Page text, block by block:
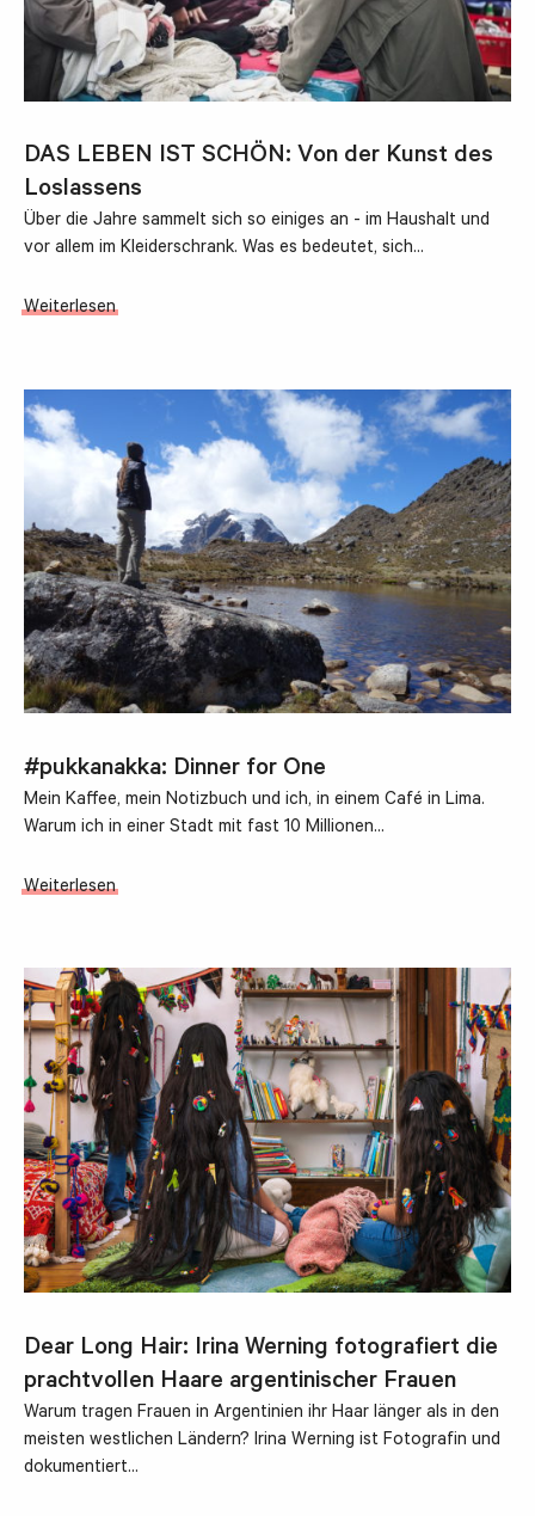
DAS LEBEN IST SCHÖN: Von der Kunst des
Loslassens
Über die Jahre sammelt sich so einiges an - im Haushalt und
vor allem im Kleiderschrank. Was es bedeutet, sich…
Weiterlesen
#pukkanakka: Dinner for One
Mein Kaffee, mein Notizbuch und ich, in einem Café in Lima.
Warum ich in einer Stadt mit fast 10 Millionen…
Weiterlesen
Dear Long Hair: Irina Werning fotografiert die
prachtvollen Haare argentinischer Frauen
Warum tragen Frauen in Argentinien ihr Haar länger als in den
meisten westlichen Ländern? Irina Werning ist Fotografin und
dokumentiert…